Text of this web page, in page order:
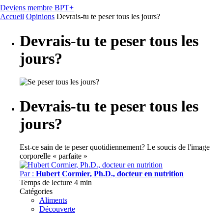
Deviens membre BPT+
Accueil Opinions Devrais-tu te peser tous les jours?
Devrais-tu te peser tous les
jours?
Devrais-tu te peser tous les
jours?
Est-ce sain de te peser quotidiennement? Le soucis de l'image
corporelle « parfaite »
Par : Hubert Cormier, Ph.D., docteur en nutrition
Temps de lecture 4 min
Catégories
Aliments
Découverte